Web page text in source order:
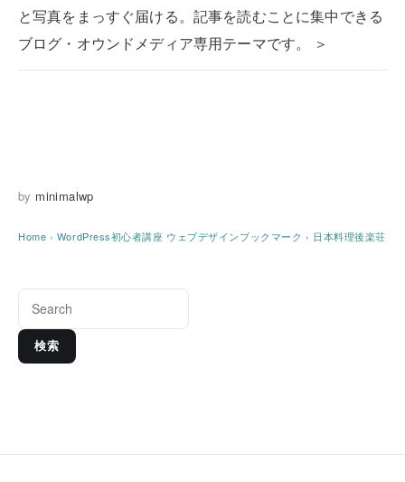
と写真をまっすぐ届ける。記事を読むことに集中できる
ブログ・オウンドメディア専用テーマです。 ＞
by minimalwp
Home › WordPress初心者講座 ウェブデザインブックマーク › 日本料理後楽荘
検索